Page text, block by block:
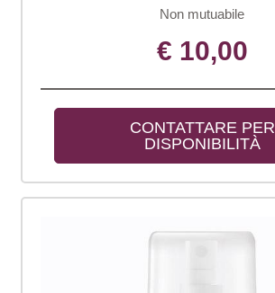
Non mutuabile
€ 10,00
CONTATTARE PER
DISPONIBILITÀ